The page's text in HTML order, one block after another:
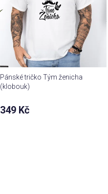
Pánské tričko Tým ženicha
(klobouk)
349 Kč